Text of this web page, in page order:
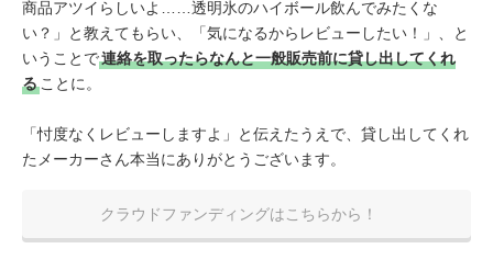
商品アツイらしいよ……透明氷のハイボール飲んでみたくな
い？」と教えてもらい、「気になるからレビューしたい！」、と
いうことで連絡を取ったらなんと一般販売前に貸し出してくれ
る ことに。
「忖度なくレビューしますよ」と伝えたうえで、貸し出してくれ
たメーカーさん本当にありがとうございます。
クラウドファンディングはこちらから！